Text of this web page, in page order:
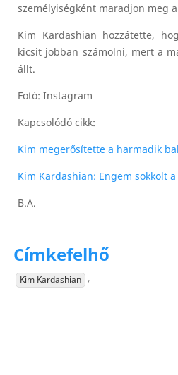
személyiségként maradjon meg
Kim Kardashian hozzátette,
kicsit jobban számolni, mert a
állt.
Fotó: Instagram
Kapcsolódó cikk:
Kim megerősítette a harmadik
Kim Kardashian: Engem sokkolt
B.A.
Címkefelhő
Kim Kardashian ,